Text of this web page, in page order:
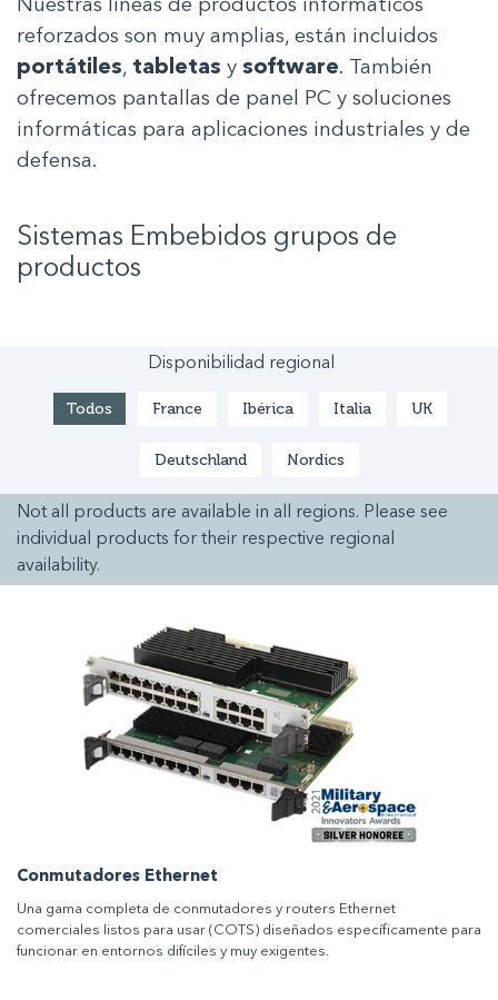
Nuestras líneas de productos informáticos
reforzados son muy amplias, están incluidos
portátiles, tabletas y software. También
ofrecemos pantallas de panel PC y soluciones
informáticas para aplicaciones industriales y de
defensa.
Sistemas Embebidos grupos de
productos
Disponibilidad regional
Todos France Ibérica Italia UK
Deutschland Nordics
Not all products are available in all regions. Please see
individual products for their respective regional
availability.
Conmutadores Ethernet
Una gama completa de conmutadores y routers Ethernet
comerciales listos para usar (COTS) diseñados específicamente para
funcionar en entornos difíciles y muy exigentes.